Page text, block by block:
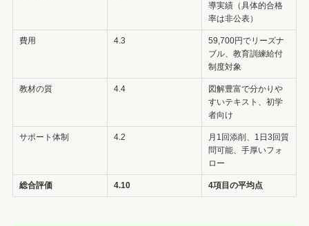
導実績（具体的合格
率は非公表）
費用 4.3
59,700円でリーズナ
ブル、教育訓練給付
制度対象
教材の質 4.4
図解豊富で分かりや
すいテキスト、初学
者向け
サポート体制 4.2
月1回添削、1日3回質
問可能、手厚いフォ
ロー
総合評価 4.10 4項目の平均点